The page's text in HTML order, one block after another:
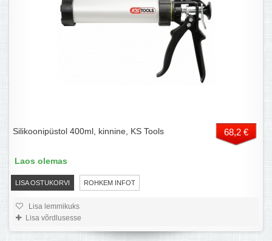
Silikoonipüstol 400ml, kinnine, KS Tools 68,2 €
LISA OSTUKORVI ROHKEM INFOT
Laos olemas
Lisa lemmikuks
Lisa võrdlusesse